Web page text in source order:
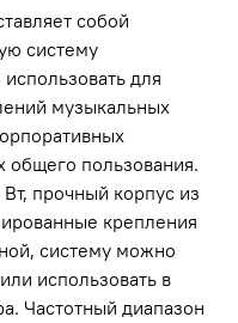
собой
систему
для
музыкальных
общего пользования.
прочный корпус из
крепления
систему можно
использовать в
Частотный диапазон